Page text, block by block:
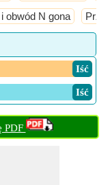
obwód N gona
​ Iść
​ Iść
PDF